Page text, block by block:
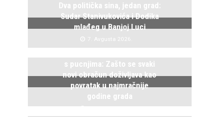
Dva politička sina, jedan grad:
Sudar Stanivukovića i Dodika
mlađeg u Banjoj Luci
7. Avgusta 2026.
s pucnjima: Zašto se svaki
novi obračun doživljava kao
povratak u najmračnije
godine grada
5. Avgusta 2026.